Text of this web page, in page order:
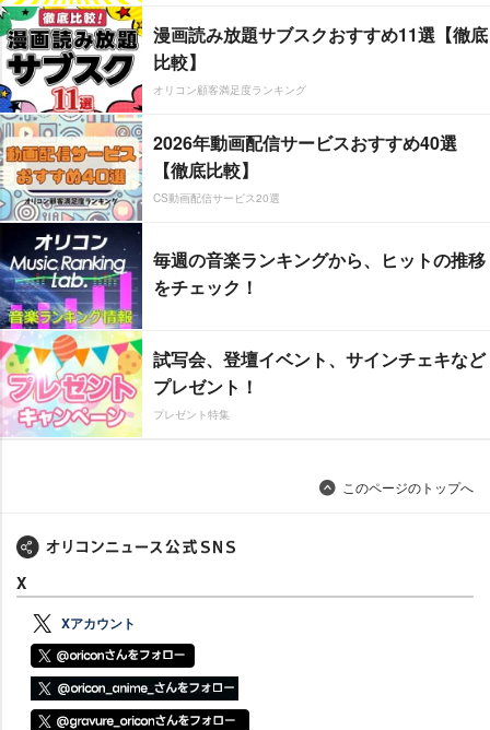
漫画読み放題サブスクおすすめ11選【徹底
比較】
オリコン顧客満足度ランキング
2026年動画配信サービスおすすめ40選
【徹底比較】
CS動画配信サービス20選
毎週の音楽ランキングから、ヒットの推移
をチェック！
試写会、登壇イベント、サインチェキなど
プレゼント！
プレゼント特集
このページのトップへ
X
Xアカウント